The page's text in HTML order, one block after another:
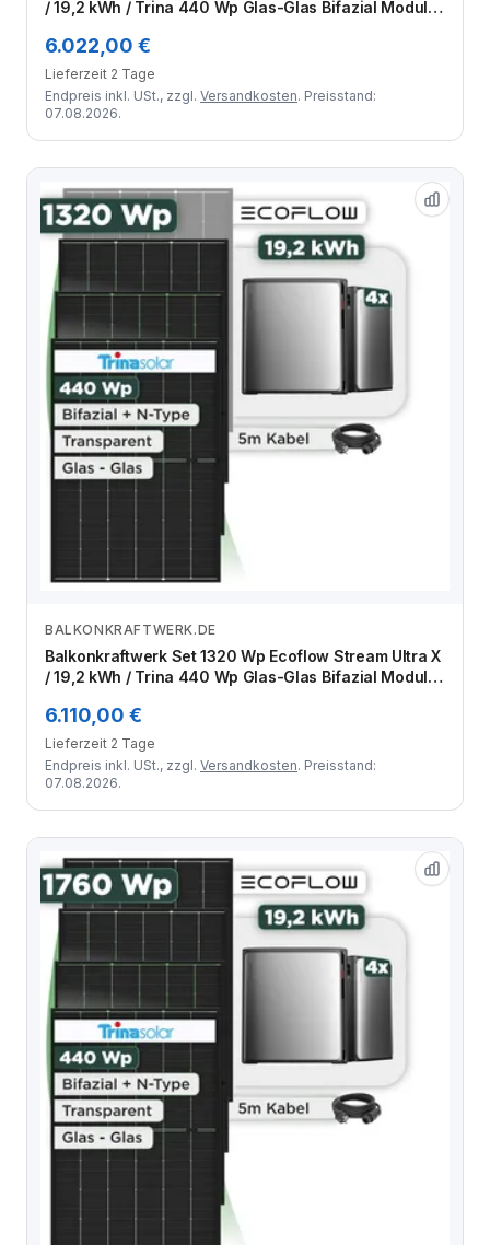
/ 19,2 kWh / Trina 440 Wp Glas-Glas Bifazial Modul /
6.022,00 €
Lieferzeit 2 Tage
Endpreis inkl. USt., zzgl. Versandkosten. Preisstand:
07.08.2026.
Zum Angebot
BALKONKRAFTWERK.DE
Balkonkraftwerk Set 1320 Wp Ecoflow Stream Ultra X
/ 19,2 kWh / Trina 440 Wp Glas-Glas Bifazial Modul /
6.110,00 €
Lieferzeit 2 Tage
Endpreis inkl. USt., zzgl. Versandkosten. Preisstand:
07.08.2026.